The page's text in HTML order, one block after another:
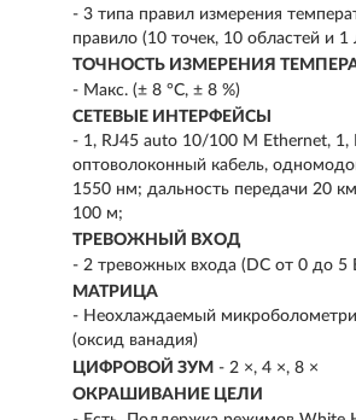
- 3 типа правил измерения
правило (10 точек, 10 областей и 1
ТОЧНОСТЬ ИЗМЕРЕНИЯ
- Макс. (± 8 °C, ± 8 %)
СЕТЕВЫЕ ИНТЕРФЕЙСЫ
- 1, RJ45 auto 10/100 М Ethernet, 1,
оптоволоконный кабель,
1550 нм; дальность передачи 20
100 м;
ТРЕВОЖНЫЙ ВХОД
- 2 тревожных входа (DC от 0 до 5
МАТРИЦА
- Неохлаждаемый
(оксид ванадия)
ЦИФРОВОЙ ЗУМ - 2 ×, 4 ×, 8 ×
ОКРАШИВАНИЕ ЦЕЛИ